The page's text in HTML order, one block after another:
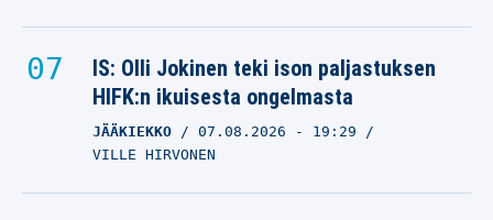
IS: Olli Jokinen teki ison paljastuksen
HIFK:n ikuisesta ongelmasta
JÄÄKIEKKO 07.08.2026 - 19:29
VILLE HIRVONEN